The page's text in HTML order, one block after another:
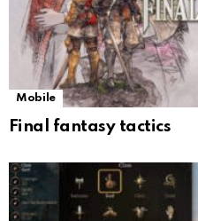
Mobile
Final fantasy tactics